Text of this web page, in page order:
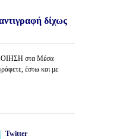
δίχως
στα Μέσα
έστω και με
Twitter